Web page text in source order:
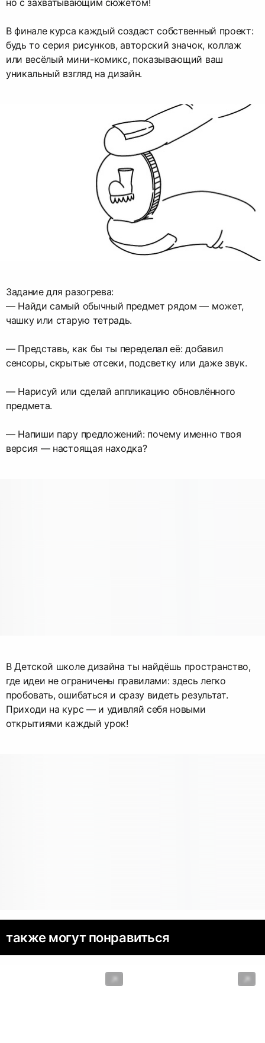
но с захватывающим сюжетом!
В финале курса каждый создаст собственный проект:
будь то серия рисунков, авторский значок, коллаж
или весёлый мини-комикс, показывающий ваш
уникальный взгляд на дизайн.
Задание для разогрева:
— Найди самый обычный предмет рядом — может,
чашку или старую тетрадь.
— Представь, как бы ты переделал её: добавил
сенсоры, скрытые отсеки, подсветку или даже звук.
— Нарисуй или сделай аппликацию обновлённого
предмета.
— Напиши пару предложений: почему именно твоя
версия — настоящая находка?
В Детской школе дизайна ты найдёшь пространство,
где идеи не ограничены правилами: здесь легко
пробовать, ошибаться и сразу видеть результат.
Приходи на курс — и удивляй себя новыми
открытиями каждый урок!
также могут понравиться